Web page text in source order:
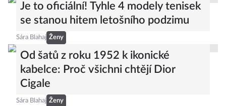
Je to oficiální! Tyhle 4 modely tenisek
se stanou hitem letošního podzimu
Sára Blahaj Ženy
Od šatů z roku 1952 k ikonické
kabelce: Proč všichni chtějí Dior
Cigale
Sára Blahaj Ženy